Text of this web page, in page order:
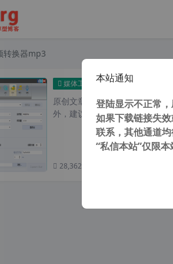
转换器mp3
媒体工具 独家汉化 AVS Audio
原创文章，转载请注明： 转载
外，建议避开晚上的访问高...
28,362 次浏览
本站通知
登陆显示不正常
如果下载链接失
联系，其他通道
“私信本站”仅限